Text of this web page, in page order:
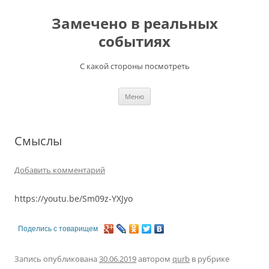
содержимомуЗамечено в реальных
событиях
С какой стороны посмотреть
Меню
Смыслы
Добавить комментарий
https://youtu.be/Sm09z-YXJyo
Поделись с товарищем
Запись опубликована 30.06.2019автором qurb в рубрике